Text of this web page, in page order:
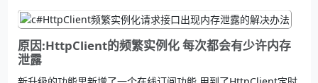
原因:HttpClient的频繁实例化 每次都会有少许内存
泄露